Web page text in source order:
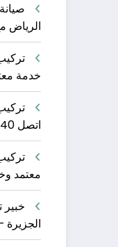
الرياض
خدمة
اتصل 0593041140 نواز الباكستاني
معتمد
الجزيرة